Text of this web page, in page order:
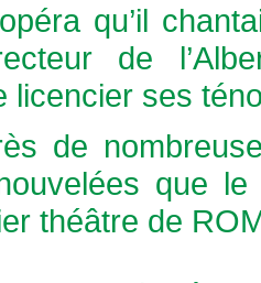
qu’il
de
licencier ses
de
que
théâtre de